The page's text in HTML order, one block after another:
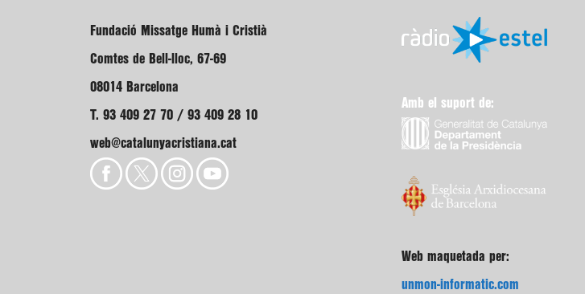
Fundació Missatge Humà i Cristià
Comtes de Bell-lloc, 67-69
08014 Barcelona
T. 93 409 27 70 / 93 409 28 10
web@catalunyacristiana.cat
Amb el suport de:
Web maquetada per:
unmon-informatic.com